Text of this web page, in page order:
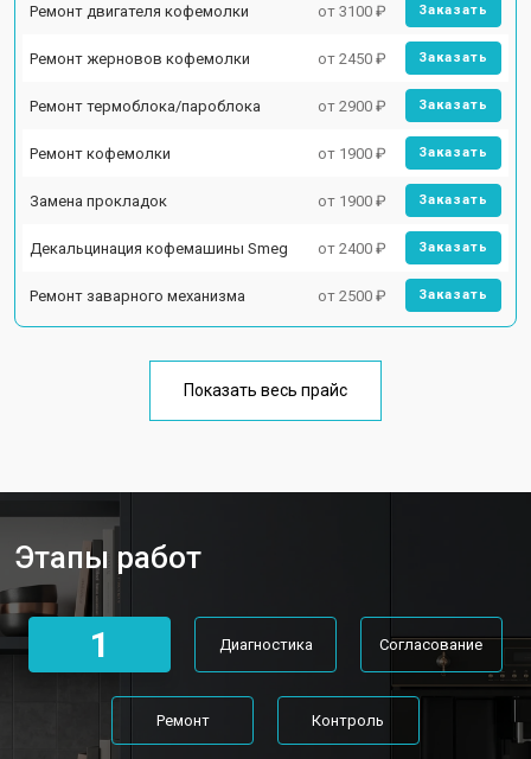
Ремонт двигателя кофемолки от 3100 ₽ Заказать
Ремонт жерновов кофемолки от 2450 ₽ Заказать
Ремонт термоблока/пароблока от 2900 ₽ Заказать
Ремонт кофемолки от 1900 ₽ Заказать
Замена прокладок от 1900 ₽ Заказать
Декальцинация кофемашины Smeg от 2400 ₽ Заказать
Ремонт заварного механизма от 2500 ₽ Заказать
Показать весь прайс
Этапы работ
1 Диагностика Согласование
Ремонт Контроль